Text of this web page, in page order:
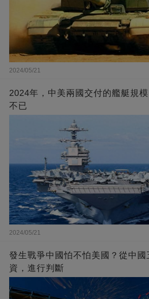
2024/05/21
2024年，中美兩國交付的艦艇規
不已
2024/05/21
發生戰爭中國怕不怕美國？從中國
資，進行判斷